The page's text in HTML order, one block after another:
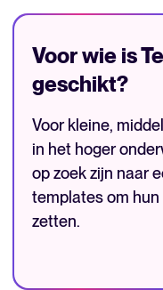
Voor wie is
geschikt?
Voor kleine,
in het hoger
op zoek zijn naar
templates om
zetten.